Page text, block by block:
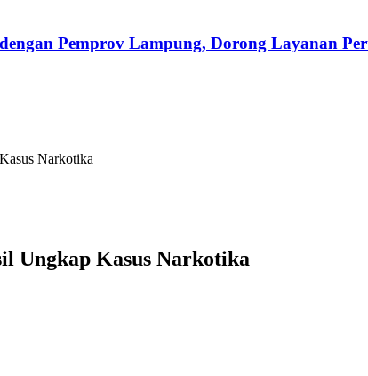
Pemprov Lampung, Dorong Layanan
Narkotika
Ungkap Kasus Narkotika